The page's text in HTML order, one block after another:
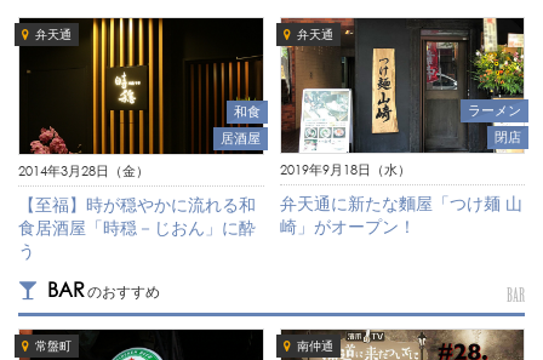
弁天通
和食
居酒屋
2014年3月28日（金）
【至福】時が穏やかに流れる和
食居酒屋「時穏－じおん」に酔
う
弁天通
ラーメン
閉店
2019年9月18日（水）
弁天通に新たな麵屋「つけ麺 山
崎」がオープン！
BARのおすすめ BAR
常盤町 南仲通